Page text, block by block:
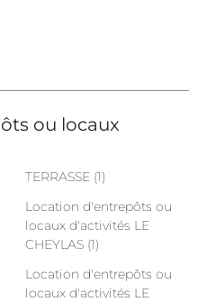
ou locaux
TERRASSE (1)
Location d'entrepôts ou
locaux d'activités LE
CHEYLAS (1)
Location d'entrepôts ou
locaux d'activités LE